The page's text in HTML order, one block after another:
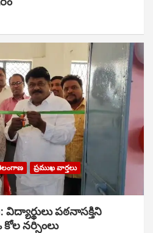
ప్రముఖ వార్తలు
విద్యార్థులు పఠ‌నాసక్తిని
నర్సింలు